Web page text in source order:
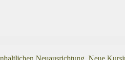
Neuausrichtung. Neue